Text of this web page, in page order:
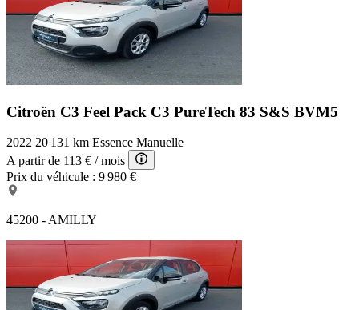
Citroën C3 Feel Pack C3 PureTech 83 S&S BVM5
2022 20 131 km Essence Manuelle
A partir de 113 € / mois
Prix du véhicule : 9 980 €
45200 - AMILLY